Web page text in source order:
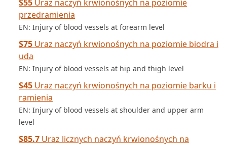
S55 Uraz naczyń krwionośnych na poziomie
przedramienia
EN: Injury of blood vessels at forearm level
S75 Uraz naczyń krwionośnych na poziomie biodra i
uda
EN: Injury of blood vessels at hip and thigh level
S45 Uraz naczyń krwionośnych na poziomie barku i
ramienia
EN: Injury of blood vessels at shoulder and upper arm
level
S85.7 Uraz licznych naczyń krwionośnych na